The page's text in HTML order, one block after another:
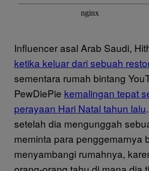
Influencer asal Arab Saudi,
ketika keluar dari sebuah
sementara rumah bintang
PewDiePie kemalingan tepat
perayaan Hari Natal tahun lalu
setelah dia mengunggah
meminta para penggemarnya
menyambangi rumahnya,